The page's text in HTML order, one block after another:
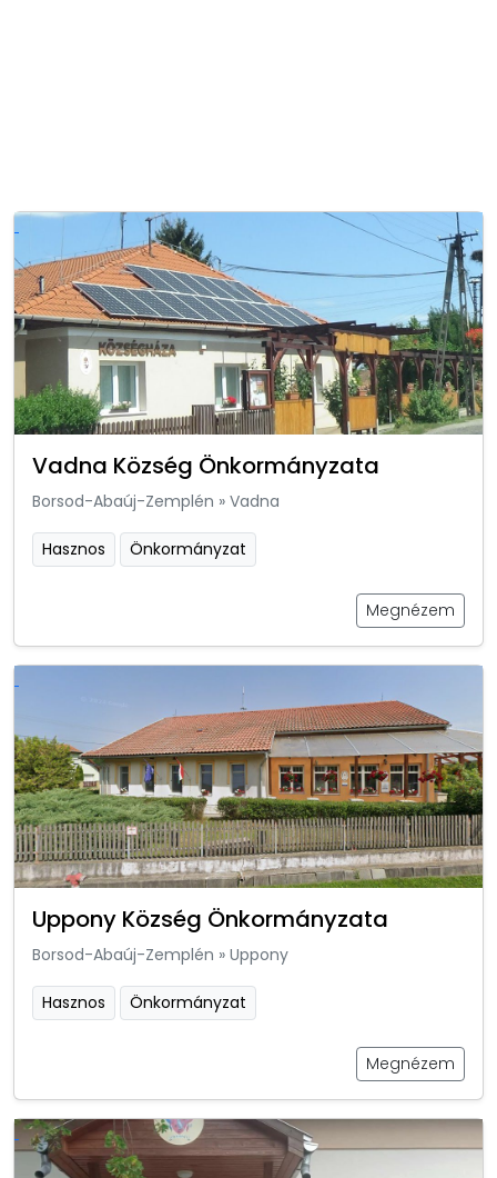
Vadna Község Önkormányzata
Borsod-Abaúj-Zemplén » Vadna
Hasznos Önkormányzat
Megnézem
Uppony Község Önkormányzata
Borsod-Abaúj-Zemplén » Uppony
Hasznos Önkormányzat
Megnézem